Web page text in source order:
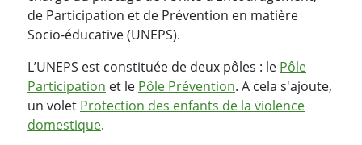
de Participation et de Prévention en matière
Socio-éducative (UNEPS).
L’UNEPS est constituée de deux pôles : le Pôle
Participation et le Pôle Prévention. A cela s'ajoute,
un volet Protection des enfants de la violence
domestique.